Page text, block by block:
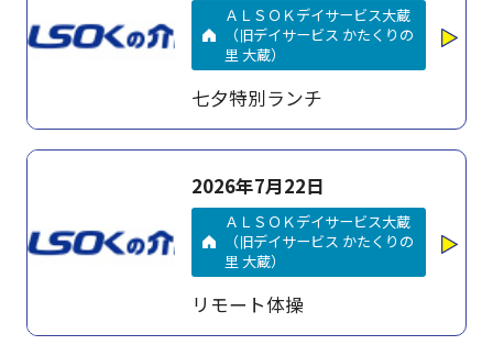
ＡＬＳＯＫデイサービス大蔵
（旧デイサービス かたくりの
里 大蔵）
七夕特別ランチ
2026年7月22日
ＡＬＳＯＫデイサービス大蔵
（旧デイサービス かたくりの
里 大蔵）
リモート体操